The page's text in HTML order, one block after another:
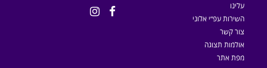
עלינו
השירות עפ״י אלוני
צור קשר
אולמות תצוגה
מפת אתר

